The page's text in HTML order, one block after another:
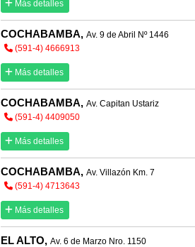
Más detalles
COCHABAMBA, Av. 9 de Abril Nº 1446
(591-4) 4666913
Más detalles
COCHABAMBA, Av. Capitan Ustariz
(591-4) 4409050
Más detalles
COCHABAMBA, Av. Villazón Km. 7
(591-4) 4713643
Más detalles
EL ALTO, Av. 6 de Marzo Nro. 1150